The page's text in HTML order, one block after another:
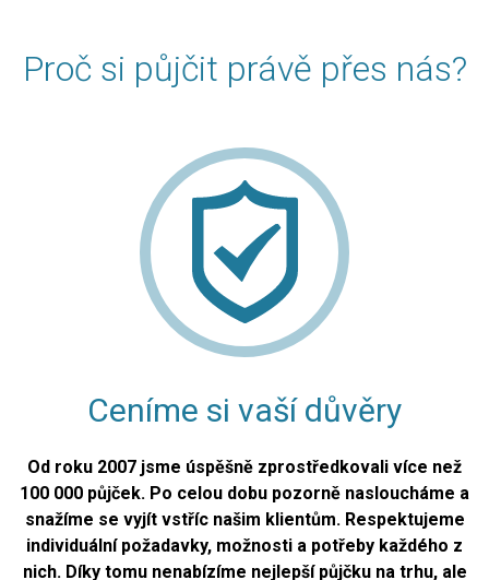
Proč si půjčit právě přes nás?
Ceníme si vaší důvěry
Od roku 2007 jsme úspěšně zprostředkovali více než
100 000 půjček. Po celou dobu pozorně nasloucháme a
snažíme se vyjít vstříc našim klientům. Respektujeme
individuální požadavky, možnosti a potřeby každého z
nich. Díky tomu nenabízíme nejlepší půjčku na trhu, ale